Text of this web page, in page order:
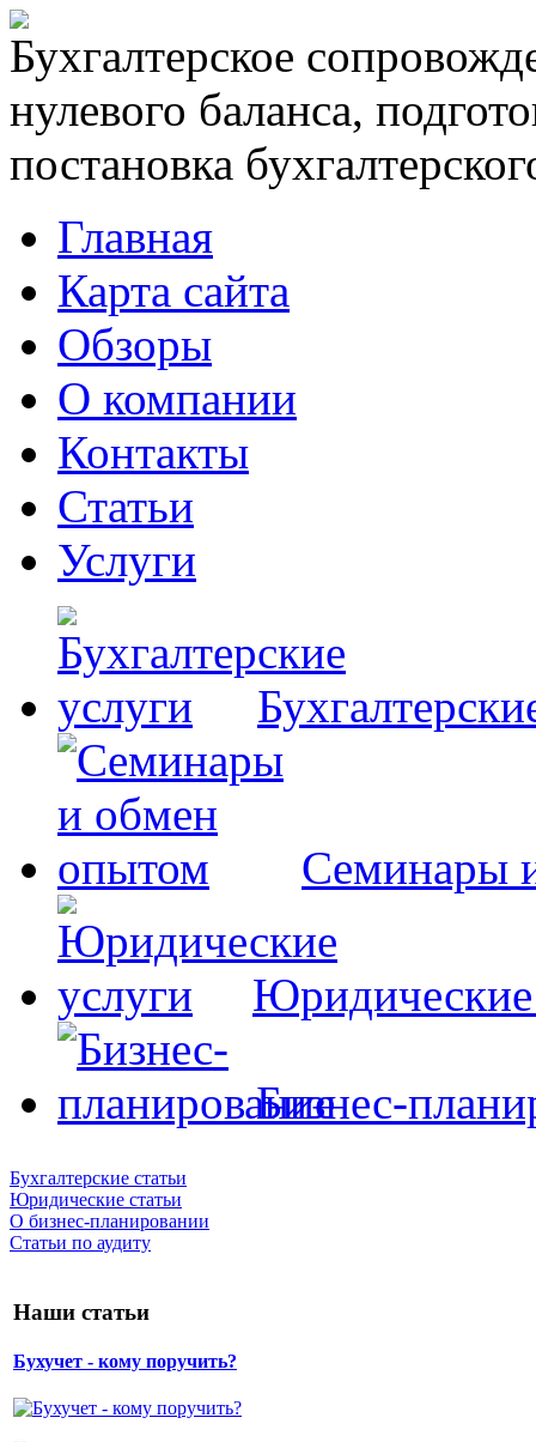
Бухгалтерское
нулевого баланса,
постановка
Главная
Карта сайта
Обзоры
О компании
Контакты
Статьи
Услуги
Семинары
Юридические
Бизнес-
Бухгалтерские статьи
Юридические статьи
О бизнес-планировании
Статьи по аудиту
Наши статьи
Бухучет - кому поручить?